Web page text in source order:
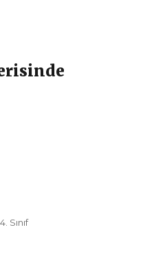
Kategoriler
4. Sınıf